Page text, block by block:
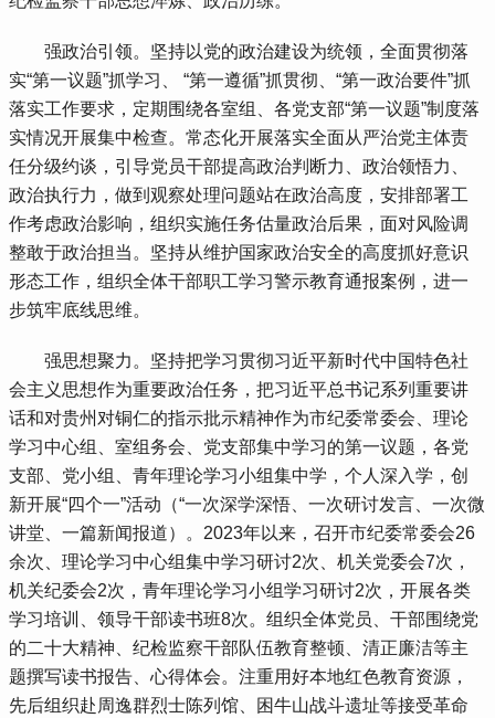
强政治引领。坚持以党的政治建设为统领，全面贯彻落
实“第一议题”抓学习、 “第一遵循”抓贯彻、“第一政治要件”抓
落实工作要求，定期围绕各室组、各党支部“第一议题”制度落
实情况开展集中检查。常态化开展落实全面从严治党主体责
任分级约谈，引导党员干部提高政治判断力、政治领悟力、
政治执行力，做到观察处理问题站在政治高度，安排部署工
作考虑政治影响，组织实施任务估量政治后果，面对风险调
整敢于政治担当。坚持从维护国家政治安全的高度抓好意识
形态工作，组织全体干部职工学习警示教育通报案例，进一
步筑牢底线思维。
强思想聚力。坚持把学习贯彻习近平新时代中国特色社
会主义思想作为重要政治任务，把习近平总书记系列重要讲
话和对贵州对铜仁的指示批示精神作为市纪委常委会、理论
学习中心组、室组务会、党支部集中学习的第一议题，各党
支部、党小组、青年理论学习小组集中学，个人深入学，创
新开展“四个一”活动（“一次深学深悟、一次研讨发言、一次微
讲堂、一篇新闻报道）。2023年以来，召开市纪委常委会26
余次、理论学习中心组集中学习研讨2次、机关党委会7次，
机关纪委会2次，青年理论学习小组学习研讨2次，开展各类
学习培训、领导干部读书班8次。组织全体党员、干部围绕党
的二十大精神、纪检监察干部队伍教育整顿、清正廉洁等主
题撰写读书报告、心得体会。注重用好本地红色教育资源，
先后组织赴周逸群烈士陈列馆、困牛山战斗遗址等接受革命